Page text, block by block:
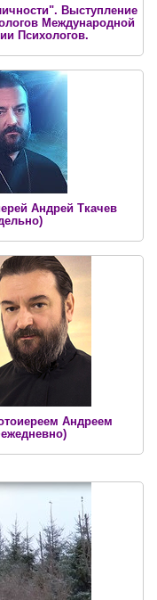
Выступление
Международной
Психологов.
Андрей Ткачев
Андреем